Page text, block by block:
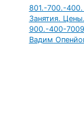
801.-700.-400.
Занятия.
900.-400-
Вадим